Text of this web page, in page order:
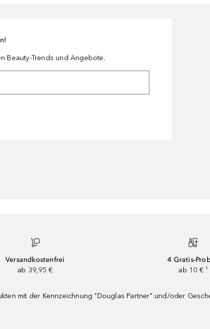
Beauty-Trends und Angebote.
Versandkostenfrei
ab 39,95 €
4 Gratis-
ab 10 € ¹
mit der Kennzeichnung "Douglas Partner" und/oder